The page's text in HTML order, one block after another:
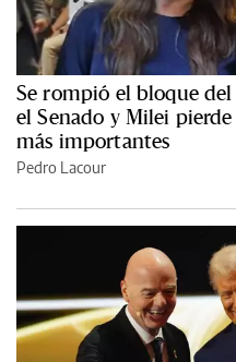
Se rompió el bloque
el Senado y Milei
más importantes
Pedro Lacour